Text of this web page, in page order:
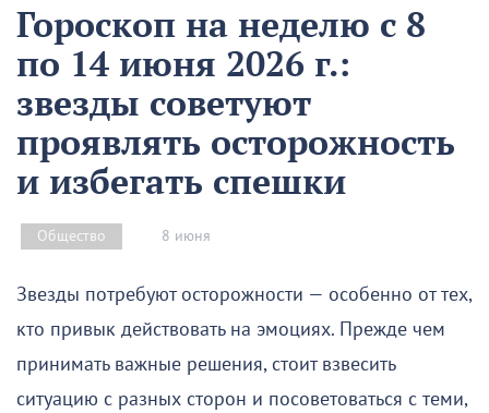
Гороскоп на неделю с 8
по 14 июня 2026 г.:
звезды советуют
проявлять осторожность
и избегать спешки
Общество 8 июня
Звезды потребуют осторожности — особенно от тех,
кто привык действовать на эмоциях. Прежде чем
принимать важные решения, стоит взвесить
ситуацию с разных сторон и посоветоваться с теми,